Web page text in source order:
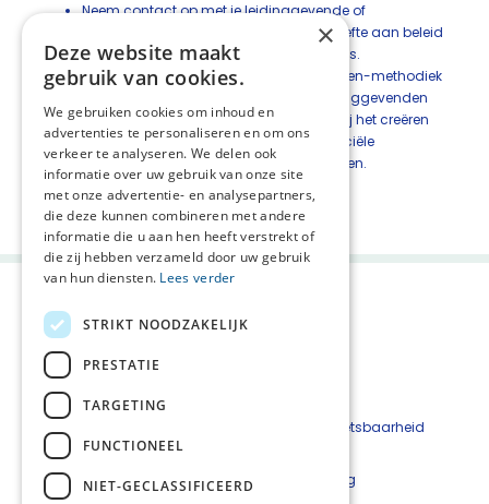
Neem contact op met je leidinggevende of
teammanager wanneer er (meer) behoefte aan beleid
en samenwerking is bij jou en je collega’s.
In de Oog voor Naasten en Nabestaanden-methodiek
voor managers en leidinggevenden
opgenomen, die behulpzaam kan zijn bij het creëren
van de juiste organisatorische en financiële
randvoorwaarden voor zorg voor naasten.
Deel deze pagina:
Beveiligingskwetsbaarheid
Cookieverklaring
×
Deze website maakt
gebruik van cookies.
We gebruiken cookies om inhoud en
advertenties te personaliseren en om ons
verkeer te analyseren. We delen ook
informatie over uw gebruik van onze site
met onze advertentie- en analysepartners,
die deze kunnen combineren met andere
informatie die u aan hen heeft verstrekt of
die zij hebben verzameld door uw gebruik
van hun diensten. Lees verder
STRIKT NOODZAKELIJK
PRESTATIE
TARGETING
FUNCTIONEEL
NIET-GECLASSIFICEERD